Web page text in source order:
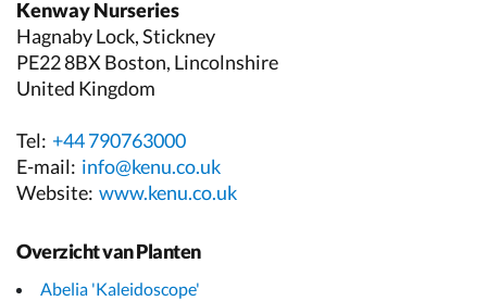
Kenway Nurseries
Hagnaby Lock, Stickney
PE22 8BX Boston, Lincolnshire
United Kingdom
Tel: +44 790763000
E-mail: info@kenu.co.uk
Website: www.kenu.co.uk
Overzicht van Planten
Abelia 'Kaleidoscope'